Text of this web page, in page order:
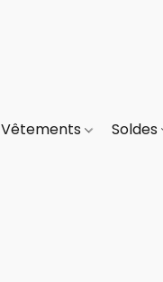
Vêtements Soldes